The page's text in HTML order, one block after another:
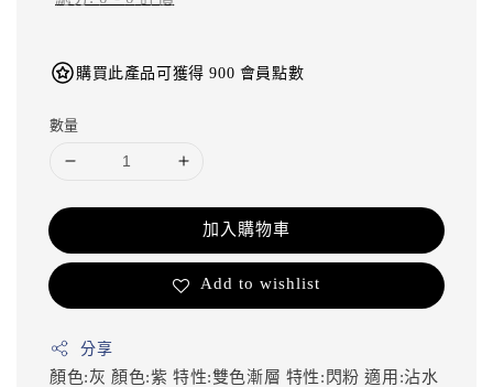
購買此產品可獲得 900 會員點數
數量
加入購物車
Add to wishlist
分享
顏色:灰 顏色:紫 特性:雙色漸層 特性:閃粉適用:沾水